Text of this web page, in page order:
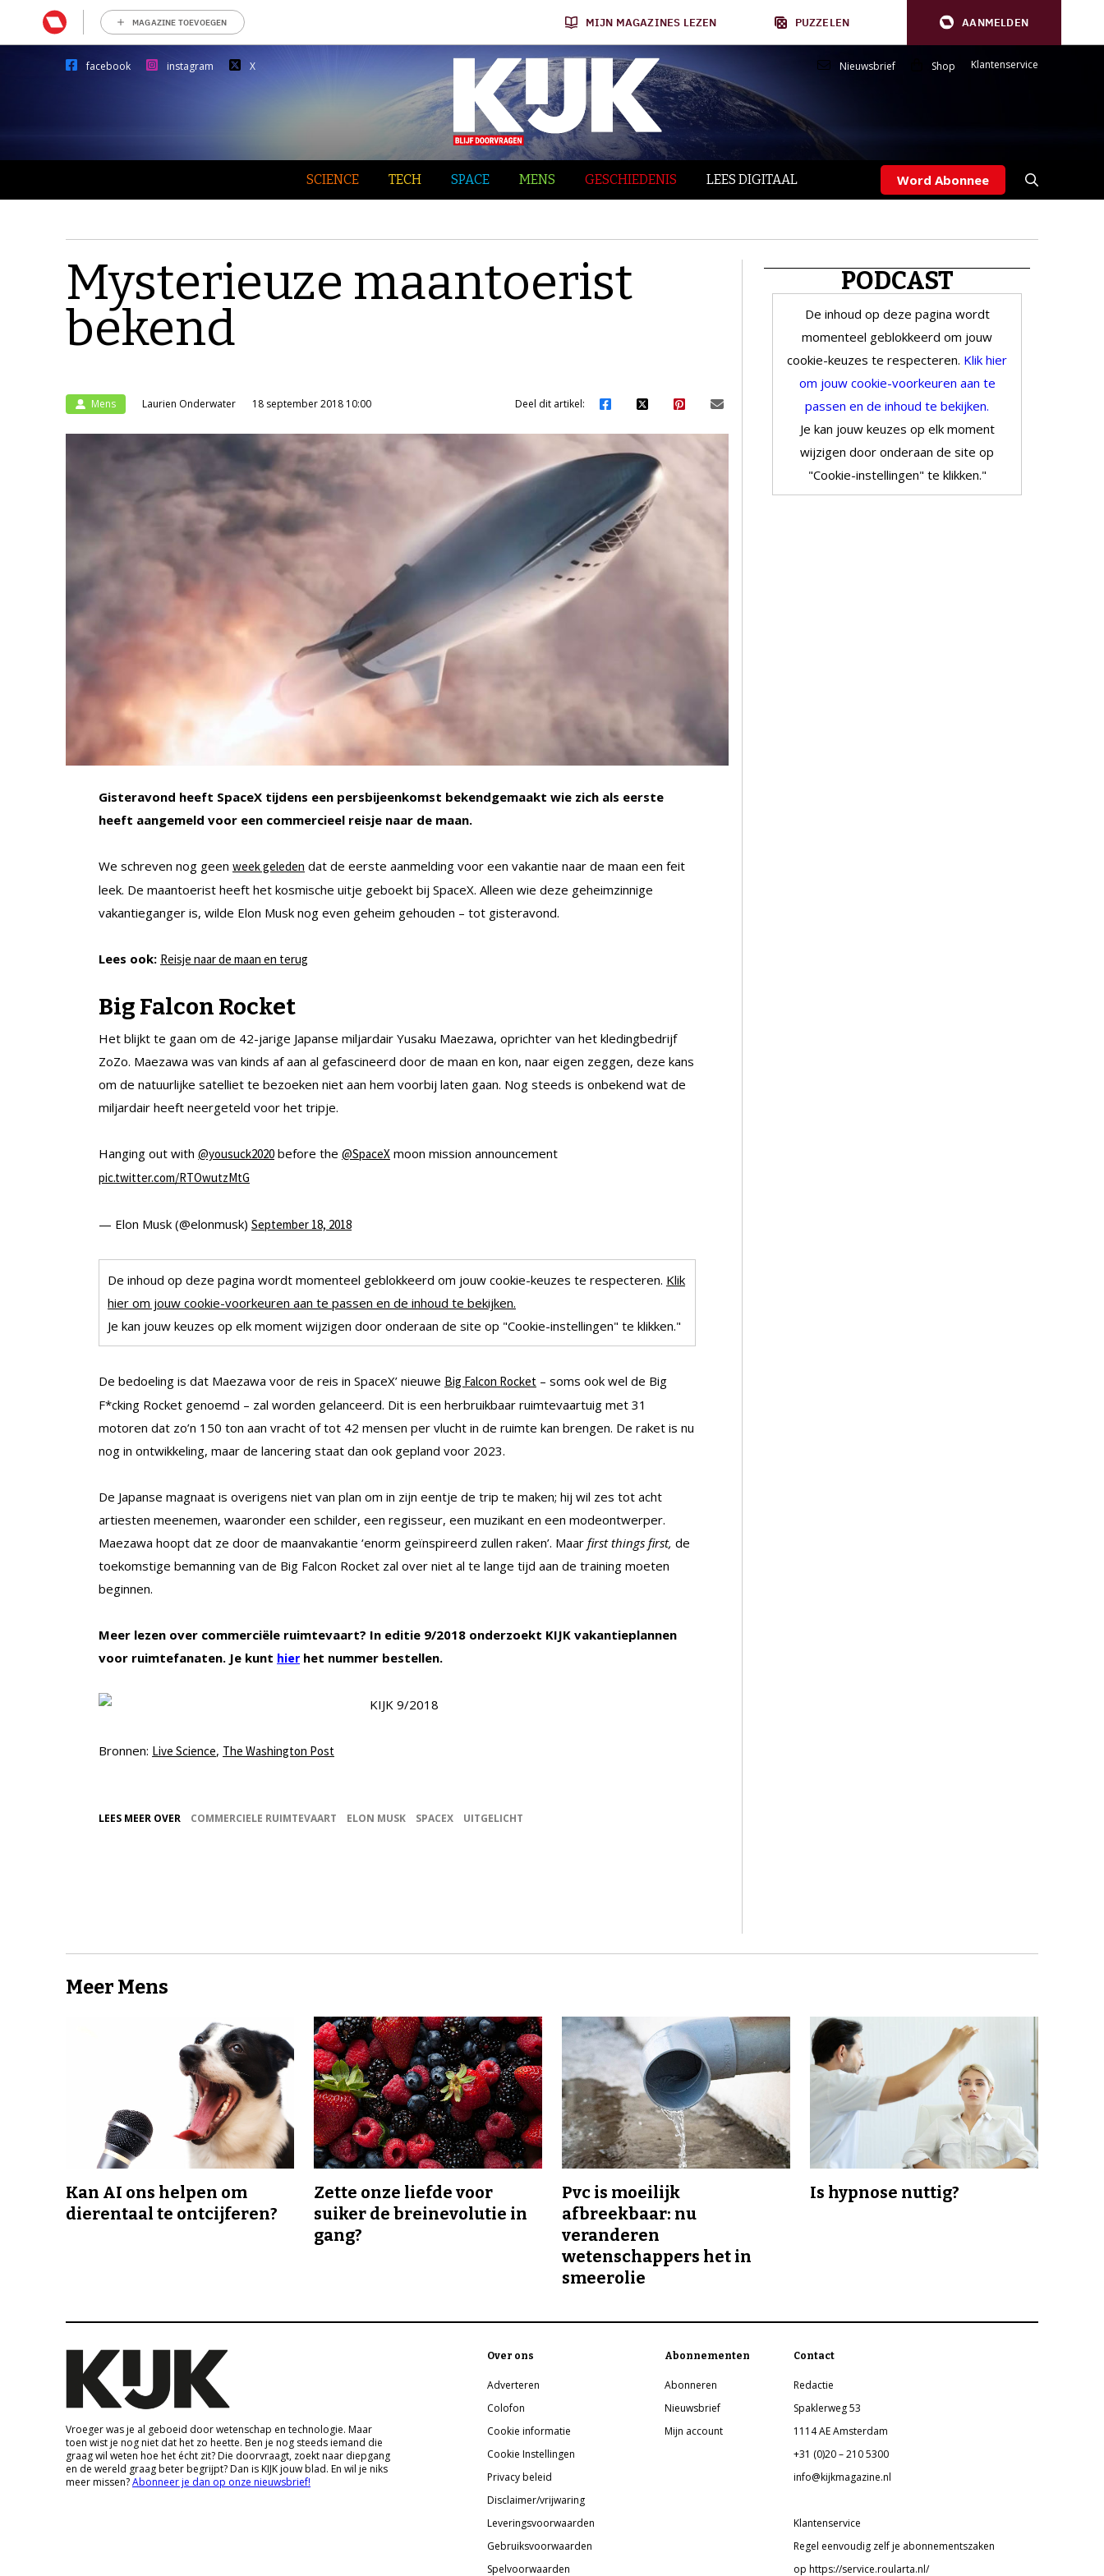
MAGAZINE TOEVOEGEN MIJN MAGAZINES LEZEN PUZZELEN AANMELDEN
facebook instagram X Nieuwsbrief Shop Klantenservice
SCIENCE TECH SPACE MENS GESCHIEDENIS LEES DIGITAAL Word Abonnee
Mysterieuze maantoerist
bekend
Mens Laurien Onderwater 18 september 2018 10:00 Deel dit artikel:
Gisteravond heeft SpaceX tijdens een persbijeenkomst bekendgemaakt wie zich als eerste
heeft aangemeld voor een commercieel reisje naar de maan.
We schreven nog geen week geleden dat de eerste aanmelding voor een vakantie naar de maan een feit
leek. De maantoerist heeft het kosmische uitje geboekt bij SpaceX. Alleen wie deze geheimzinnige
vakantieganger is, wilde Elon Musk nog even geheim gehouden – tot gisteravond.
Lees ook: Reisje naar de maan en terug
Big Falcon Rocket
Het blijkt te gaan om de 42-jarige Japanse miljardair Yusaku Maezawa, oprichter van het kledingbedrijf
ZoZo. Maezawa was van kinds af aan al gefascineerd door de maan en kon, naar eigen zeggen, deze kans
om de natuurlijke satelliet te bezoeken niet aan hem voorbij laten gaan. Nog steeds is onbekend wat de
miljardair heeft neergeteld voor het tripje.
Hanging out with @yousuck2020 before the @SpaceX moon mission announcement
pic.twitter.com/RTOwutzMtG
— Elon Musk (@elonmusk) September 18, 2018
De inhoud op deze pagina wordt momenteel geblokkeerd om jouw cookie-keuzes te respecteren. Klik
hier om jouw cookie-voorkeuren aan te passen en de inhoud te bekijken.
Je kan jouw keuzes op elk moment wijzigen door onderaan de site op "Cookie-instellingen" te klikken."
De bedoeling is dat Maezawa voor de reis in SpaceX’ nieuwe Big Falcon Rocket – soms ook wel de Big
F*cking Rocket genoemd – zal worden gelanceerd. Dit is een herbruikbaar ruimtevaartuig met 31
motoren dat zo’n 150 ton aan vracht of tot 42 mensen per vlucht in de ruimte kan brengen. De raket is nu
nog in ontwikkeling, maar de lancering staat dan ook gepland voor 2023.
De Japanse magnaat is overigens niet van plan om in zijn eentje de trip te maken; hij wil zes tot acht
artiesten meenemen, waaronder een schilder, een regisseur, een muzikant en een modeontwerper.
Maezawa hoopt dat ze door de maanvakantie ‘enorm geïnspireerd zullen raken’. Maar first things first, de
toekomstige bemanning van de Big Falcon Rocket zal over niet al te lange tijd aan de training moeten
beginnen.
Meer lezen over commerciële ruimtevaart? In editie 9/2018 onderzoekt KIJK vakantieplannen
voor ruimtefanaten. Je kunt hier het nummer bestellen.
Bronnen: Live Science, The Washington Post
LEES MEER OVER COMMERCIELE RUIMTEVAART ELON MUSK SPACEX UITGELICHT
PODCAST
De inhoud op deze pagina wordt
momenteel geblokkeerd om jouw
cookie-keuzes te respecteren. Klik hier
om jouw cookie-voorkeuren aan te
passen en de inhoud te bekijken.
Je kan jouw keuzes op elk moment
wijzigen door onderaan de site op
"Cookie-instellingen" te klikken."
Meer Mens
Kan AI ons helpen om
dierentaal te ontcijferen?
Zette onze liefde voor
suiker de breinevolutie in
gang?
Pvc is moeilijk
afbreekbaar: nu
veranderen
wetenschappers het in
smeerolie
Is hypnose nuttig?
Vroeger was je al geboeid door wetenschap en technologie. Maar
toen wist je nog niet dat het zo heette. Ben je nog steeds iemand die
graag wil weten hoe het écht zit? Die doorvraagt, zoekt naar diepgang
en de wereld graag beter begrijpt? Dan is KIJK jouw blad. En wil je niks
meer missen?Abonneer je dan op onze nieuwsbrief!
Over ons
Adverteren
Colofon
Cookie informatie
Cookie Instellingen
Privacy beleid
Disclaimer/vrijwaring
Leveringsvoorwaarden
Gebruiksvoorwaarden
Spelvoorwaarden
Abonnementen
Abonneren
Nieuwsbrief
Mijn account
Contact
Redactie
Spaklerweg 53
1114 AE Amsterdam
+31 (0)20 – 210 5300
info@kijkmagazine.nl
Klantenservice
Regel eenvoudig zelf je abonnementszaken
op https://service.roularta.nl/